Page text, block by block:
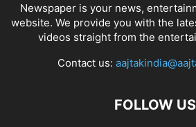
Newspaper is your news,
website. We provide you with the
videos straight from the
Contact us:
FOLLOW US